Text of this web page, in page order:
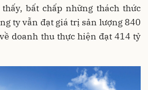
bất chấp những thách thức
ty vẫn đạt giá trị sản lượng 840
doanh thu thực hiện đạt 414 tỷ